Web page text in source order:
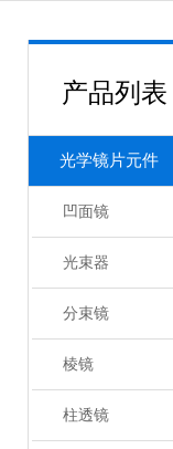
产品列表
光学镜片元件
凹面镜
光束器
分束镜
棱镜
柱透镜